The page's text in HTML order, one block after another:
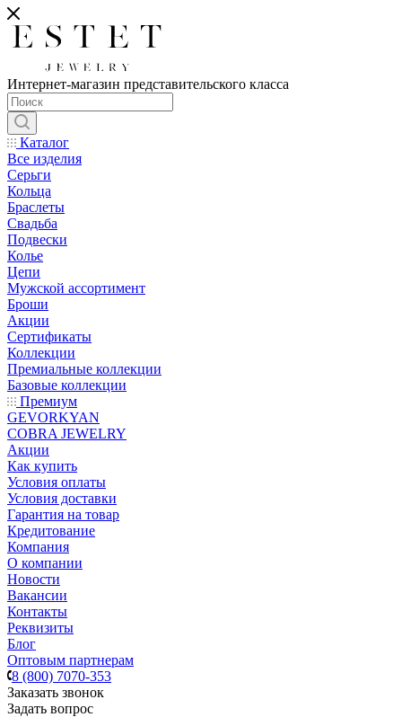
Интернет-магазин представительского класса
Каталог
Все изделия
Серьги
Кольца
Браслеты
Свадьба
Подвески
Колье
Цепи
Мужской ассортимент
Броши
Акции
Сертификаты
Коллекции
Премиальные коллекции
Базовые коллекции
Премиум
GEVORKYAN
COBRA JEWELRY
Акции
Как купить
Условия оплаты
Условия доставки
Гарантия на товар
Кредитование
Компания
О компании
Новости
Вакансии
Контакты
Реквизиты
Блог
Оптовым партнерам
8 (800) 7070-353
Заказать звонок
Задать вопрос